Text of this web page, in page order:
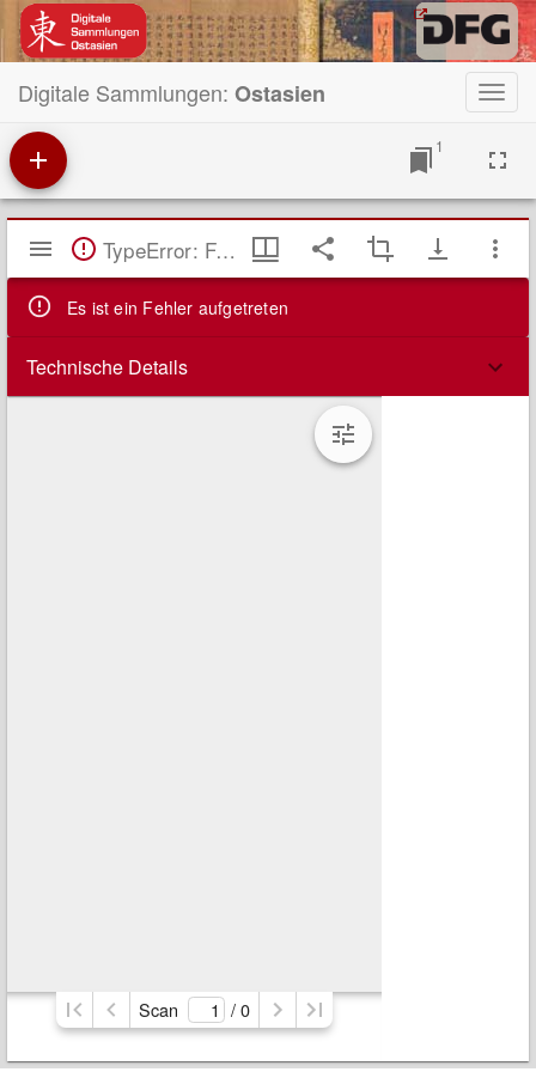
Digitale Sammlungen: Ostasien
1
Mirador
Viewer TypeError: Failed to fetch
Es ist ein Fehler aufgetreten
Technische Details
Scan / 0